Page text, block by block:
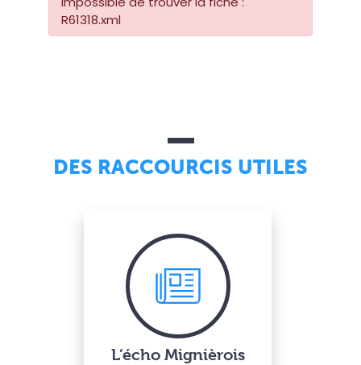
R61318.xml
DES RACCOURCIS UTILES
L’écho Mignièrois